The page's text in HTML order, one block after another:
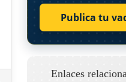
Publica tu
Enlaces